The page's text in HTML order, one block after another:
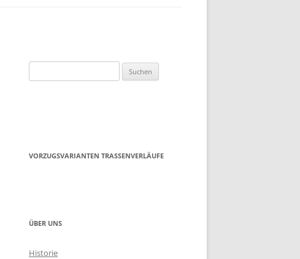
nach:
VORZUGSVARIANTEN TRASSENVERLÄUFE
ÜBER UNS
Historie